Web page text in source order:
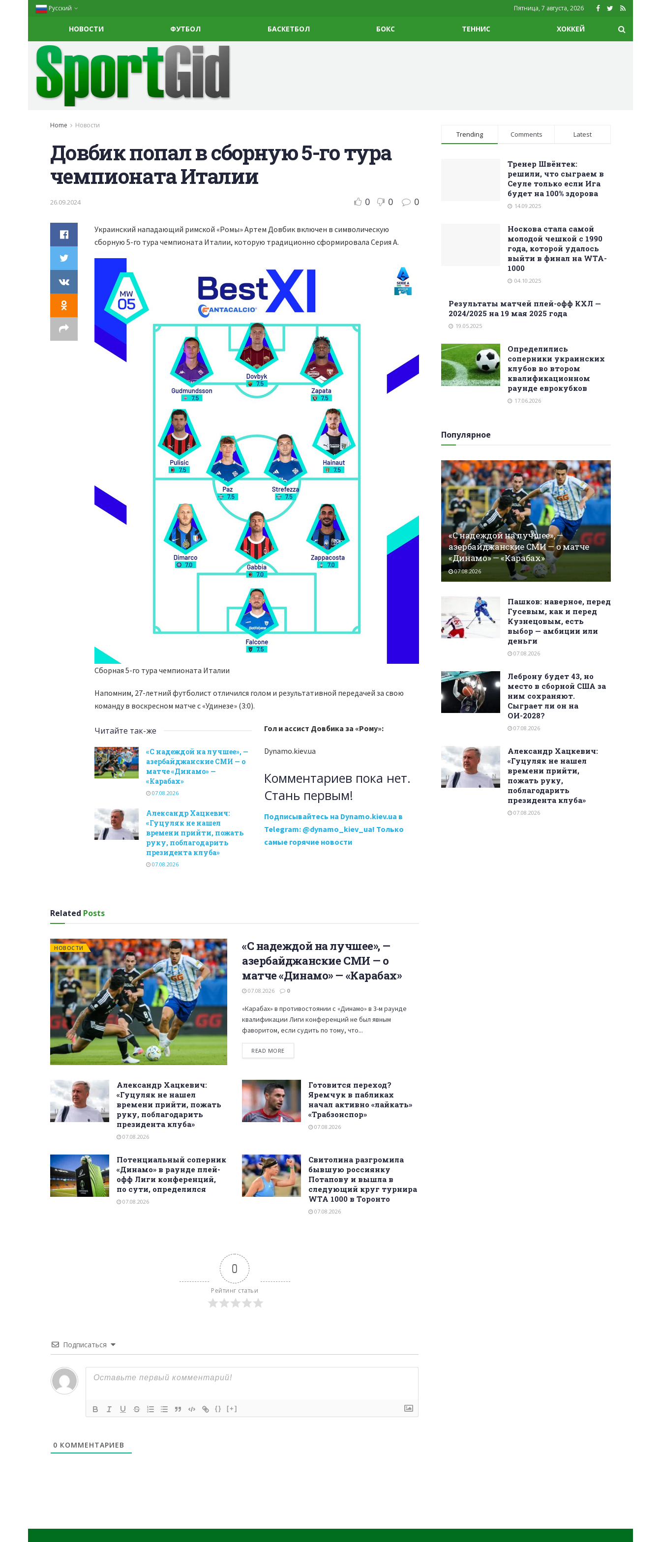
Русский Пятница, 7 августа, 2026
НОВОСТИ ФУТБОЛ БАСКЕТБОЛ БОКС ТЕННИС ХОККЕЙ
Home Новости
Довбик попал в сборную 5-го тура
чемпионата Италии
26.09.2024 0 0 0
Украинский нападающий римской «Ромы» Артем Довбик включен в символическую
сборную 5-го тура чемпионата Италии, которую традиционно сформировала Серия А.
Сборная 5-го тура чемпионата Италии
Напомним, 27-летний футболист отличился голом и результативной передачей за свою
команду в воскресном матче с «Удинезе» (3:0).
Читайте так-же
«С надеждой на лучшее», —
азербайджанские СМИ — о
матче «Динамо» —
«Карабах»
07.08.2026
Александр Хацкевич:
«Гуцуляк не нашел
времени прийти, пожать
руку, поблагодарить
президента клуба»
07.08.2026
Гол и ассист Довбика за «Рому»:
Dynamo.kiev.ua
Комментариев пока нет.
Стань первым!
Подписывайтесь на Dynamo.kiev.ua в
Telegram: @dynamo_kiev_ua! Только
самые горячие новости
Related Posts
НОВОСТИ
«С надеждой на лучшее», —
азербайджанские СМИ — о
матче «Динамо» — «Карабах»
07.08.2026 0
«Карабах» в противостоянии с «Динамо» в 3-м раунде
квалификации Лиги конференций не был явным
фаворитом, если судить по тому, что...
READ MORE
Александр Хацкевич:
«Гуцуляк не нашел
времени прийти, пожать
руку, поблагодарить
президента клуба»
07.08.2026
Готовится переход?
Яремчук в пабликах
начал активно «лайкать»
«Трабзонспор»
07.08.2026
Потенциальный соперник
«Динамо» в раунде плей-
офф Лиги конференций,
по сути, определился
07.08.2026
Свитолина разгромила
бывшую россиянку
Потапову и вышла в
следующий круг турнира
WTA 1000 в Торонто
07.08.2026
0
Рейтинг статьи
Подписаться
{} [+]
0 КОММЕНТАРИЕВ
Trending Comments Latest
Тренер Швёнтек:
решили, что сыграем в
Сеуле только если Ига
будет на 100% здорова
14.09.2025
Носкова стала самой
молодой чешкой с 1990
года, которой удалось
выйти в финал на WTA-
1000
04.10.2025
Результаты матчей плей-офф КХЛ —
2024/2025 на 19 мая 2025 года
19.05.2025
Определились
соперники украинских
клубов во втором
квалификационном
раунде еврокубков
17.06.2026
Популярное
«С надеждой на лучшее», —
азербайджанские СМИ — о матче
«Динамо» — «Карабах»
07.08.2026
Пашков: наверное, перед
Гусевым, как и перед
Кузнецовым, есть
выбор — амбиции или
деньги
07.08.2026
Леброну будет 43, но
место в сборной США за
ним сохраняют.
Сыграет ли он на
ОИ-2028?
07.08.2026
Александр Хацкевич:
«Гуцуляк не нашел
времени прийти,
пожать руку,
поблагодарить
президента клуба»
07.08.2026